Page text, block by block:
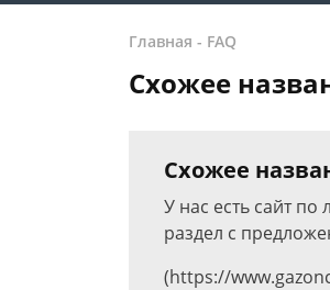
Главная - FAQ
Схожее
Схожее
У нас есть сайт
раздел с
(https://